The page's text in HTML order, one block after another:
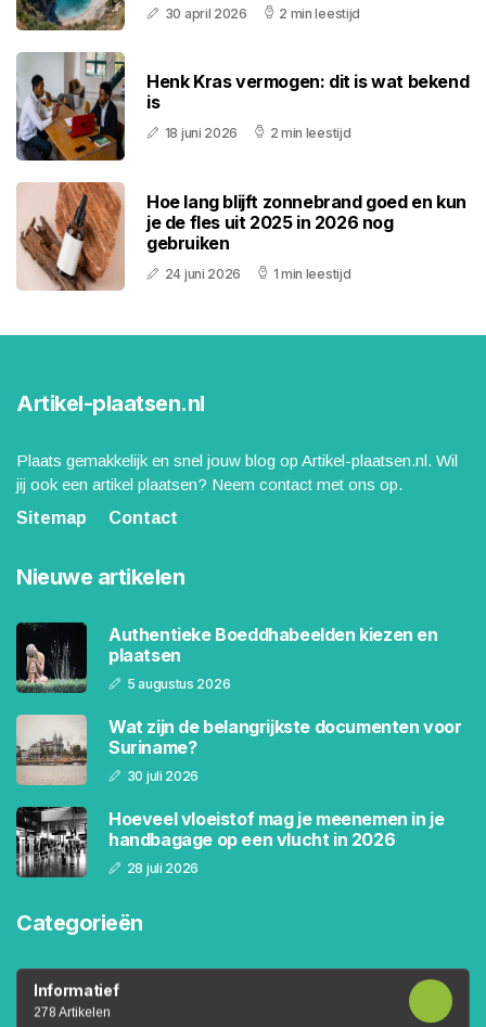
30 april 2026 2 min leestijd
Henk Kras vermogen: dit is wat bekend
is
18 juni 2026 2 min leestijd
Hoe lang blijft zonnebrand goed en kun
je de fles uit 2025 in 2026 nog
gebruiken
24 juni 2026 1 min leestijd
Artikel-plaatsen.nl
Plaats gemakkelijk en snel jouw blog op Artikel-plaatsen.nl. Wil
jij ook een artikel plaatsen? Neem contact met ons op.
Sitemap
Contact
Nieuwe artikelen
Authentieke Boeddhabeelden kiezen en
plaatsen
5 augustus 2026
Wat zijn de belangrijkste documenten voor
Suriname?
30 juli 2026
Hoeveel vloeistof mag je meenemen in je
handbagage op een vlucht in 2026
28 juli 2026
Categorieën
Informatief
278 Artikelen